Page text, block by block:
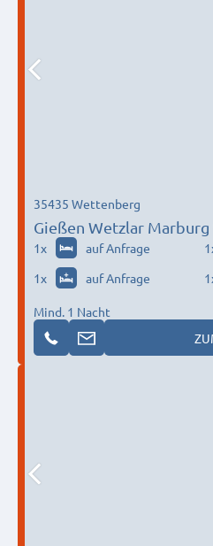
Gießen Wetzlar
‭‭01776781501
35435 Wettenberg
1x auf Anfrage 1
1x auf Anfrage 1
Mind. 1 Nacht